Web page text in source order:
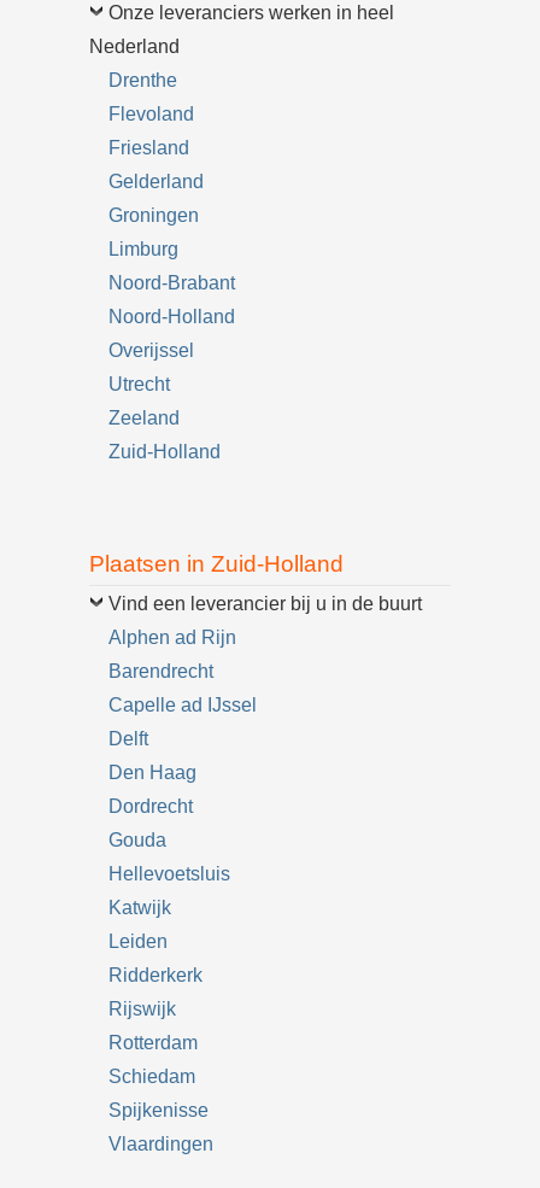
Onze leveranciers werken in heel
Nederland
Drenthe
Flevoland
Friesland
Gelderland
Groningen
Limburg
Noord-Brabant
Noord-Holland
Overijssel
Utrecht
Zeeland
Zuid-Holland
Plaatsen in Zuid-Holland
Vind een leverancier bij u in de buurt
Alphen ad Rijn
Barendrecht
Capelle ad IJssel
Delft
Den Haag
Dordrecht
Gouda
Hellevoetsluis
Katwijk
Leiden
Ridderkerk
Rijswijk
Rotterdam
Schiedam
Spijkenisse
Vlaardingen